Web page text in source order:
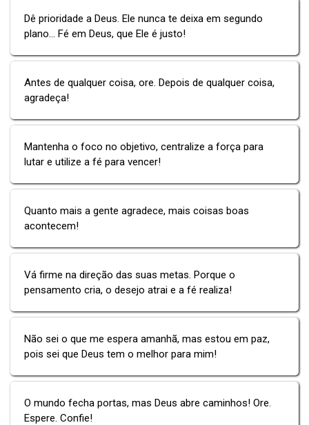
Dê prioridade a Deus. Ele nunca te deixa em segundo
plano... Fé em Deus, que Ele é justo!
Antes de qualquer coisa, ore. Depois de qualquer coisa,
agradeça!
Mantenha o foco no objetivo, centralize a força para
lutar e utilize a fé para vencer!
Quanto mais a gente agradece, mais coisas boas
acontecem!
Vá firme na direção das suas metas. Porque o
pensamento cria, o desejo atrai e a fé realiza!
Não sei o que me espera amanhã, mas estou em paz,
pois sei que Deus tem o melhor para mim!
O mundo fecha portas, mas Deus abre caminhos! Ore.
Espere. Confie!